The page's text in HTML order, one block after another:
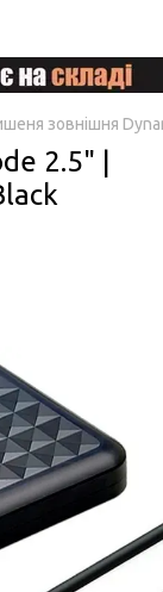
зовнішня
2.5" |